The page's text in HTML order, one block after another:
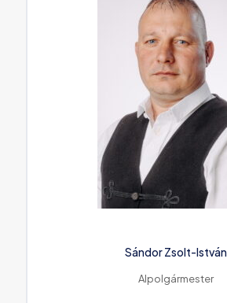
Sándor Zsolt-István
Alpolgármester